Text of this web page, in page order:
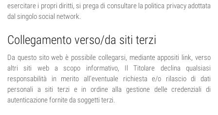
esercitare i propri diritti, si prega di consultare la politica privacy adottata
dal singolo social network.
Collegamento verso/da siti terzi
Da questo sito web è possibile collegarsi, mediante appositi link, verso
altri siti web a scopo informativo, Il Titolare declina qualsiasi
responsabilità in merito all’eventuale richiesta e/o rilascio di dati
personali a siti terzi e in ordine alla gestione delle credenziali di
autenticazione fornite da soggetti terzi.